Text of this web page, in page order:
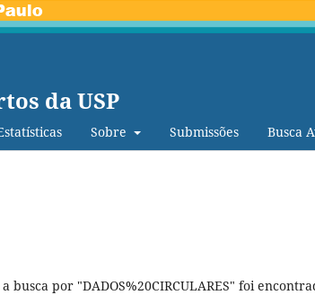
da USP
Sobre Submissões Busca
por "DADOS%20CIRCULARES" foi